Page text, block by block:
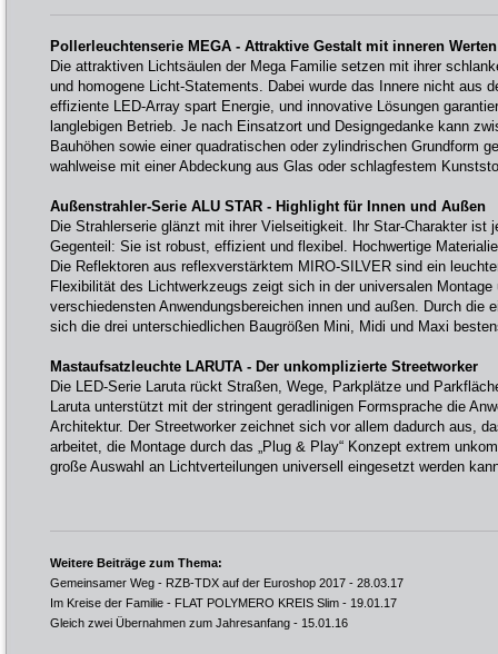
Pollerleuchtenserie MEGA - Attraktive Gestalt mit inneren Werten
Die attraktiven Lichtsäulen der Mega Familie setzen mit ihrer
und homogene Licht-Statements. Dabei wurde das Innere nicht aus
effiziente LED-Array spart Energie, und innovative Lösungen
langlebigen Betrieb. Je nach Einsatzort und Designgedanke kann
Bauhöhen sowie einer quadratischen oder zylindrischen Grundform
wahlweise mit einer Abdeckung aus Glas oder schlagfestem
Außenstrahler-Serie ALU STAR - Highlight für Innen und Außen
Die Strahlerserie glänzt mit ihrer Vielseitigkeit. Ihr Star-Charakter ist
Gegenteil: Sie ist robust, effizient und flexibel. Hochwertige
Die Reflektoren aus reflexverstärktem MIRO-SILVER sind ein
Flexibilität des Lichtwerkzeugs zeigt sich in der universalen
verschiedensten Anwendungsbereichen innen und außen. Durch die
sich die drei unterschiedlichen Baugrößen Mini, Midi und Maxi
Mastaufsatzleuchte LARUTA - Der unkomplizierte Streetworker
Die LED-Serie Laruta rückt Straßen, Wege, Parkplätze und
Laruta unterstützt mit der stringent geradlinigen Formsprache die
Architektur. Der Streetworker zeichnet sich vor allem dadurch aus,
arbeitet, die Montage durch das „Plug & Play“ Konzept extrem
große Auswahl an Lichtverteilungen universell eingesetzt werden
Weitere Beiträge zum Thema:
Gemeinsamer Weg - RZB-TDX auf der Euroshop 2017 - 28.03.17
Im Kreise der Familie - FLAT POLYMERO KREIS Slim - 19.01.17
Gleich zwei Übernahmen zum Jahresanfang - 15.01.16